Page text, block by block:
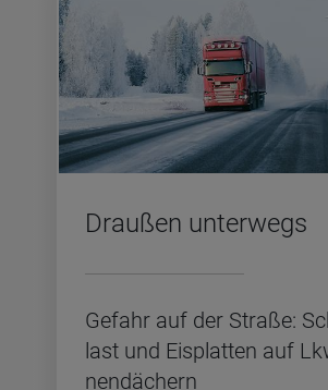
Drau­ßen un­ter­wegs
Ge­fahr auf der Stra­ße:
last und Eis­plat­ten auf
nen­dä­chern